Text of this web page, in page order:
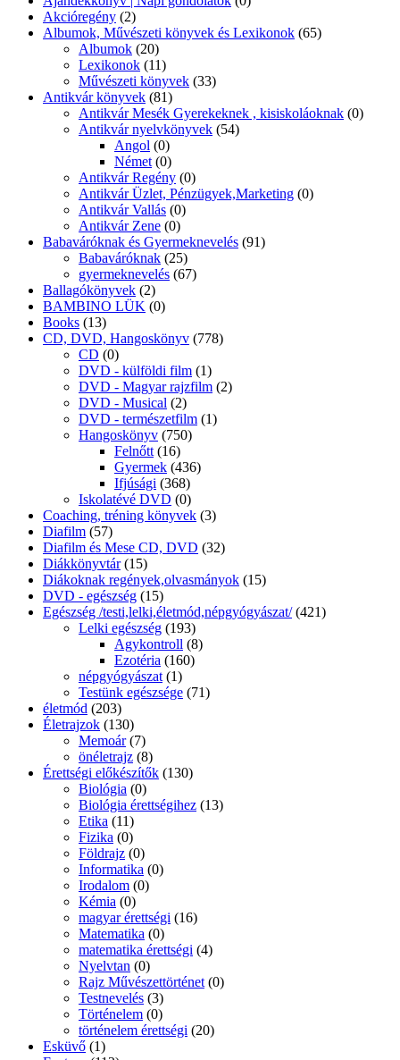
Akcióregény (2)
Albumok, Művészeti könyvek és Lexikonok (65)
Albumok (20)
Lexikonok (11)
Művészeti könyvek (33)
Antikvár könyvek (81)
Antikvár Mesék Gyerekeknek , kisiskoláoknak (0)
Antikvár nyelvkönyvek (54)
Angol (0)
Német (0)
Antikvár Regény (0)
Antikvár Üzlet, Pénzügyek,Marketing (0)
Antikvár Vallás (0)
Antikvár Zene (0)
Babaváróknak és Gyermeknevelés (91)
Babaváróknak (25)
gyermeknevelés (67)
Ballagókönyvek (2)
BAMBINO LÜK (0)
Books (13)
CD, DVD, Hangoskönyv (778)
CD (0)
DVD - külföldi film (1)
DVD - Magyar rajzfilm (2)
DVD - Musical (2)
DVD - természetfilm (1)
Hangoskönyv (750)
Felnőtt (16)
Gyermek (436)
Ifjúsági (368)
Iskolatévé DVD (0)
Coaching, tréning könyvek (3)
Diafilm (57)
Diafilm és Mese CD, DVD (32)
Diákkönyvtár (15)
Diákoknak regények,olvasmányok (15)
DVD - egészség (15)
Egészség /testi,lelki,életmód,népgyógyászat/ (421)
Lelki egészség (193)
Agykontroll (8)
Ezotéria (160)
népgyógyászat (1)
Testünk egészsége (71)
életmód (203)
Életrajzok (130)
Memoár (7)
önéletrajz (8)
Érettségi előkészítők (130)
Biológia (0)
Biológia érettségihez (13)
Etika (11)
Fizika (0)
Földrajz (0)
Informatika (0)
Irodalom (0)
Kémia (0)
magyar érettségi (16)
Matematika (0)
matematika érettségi (4)
Nyelvtan (0)
Rajz Művészettörténet (0)
Testnevelés (3)
Történelem (0)
történelem érettségi (20)
Esküvő (1)